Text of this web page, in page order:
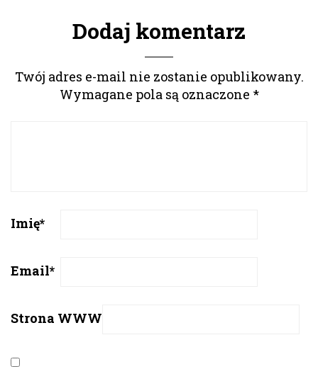
Dodaj komentarz
Twój adres e-mail nie zostanie opublikowany.
Wymagane pola są oznaczone *
Imię*
Email*
Strona WWW